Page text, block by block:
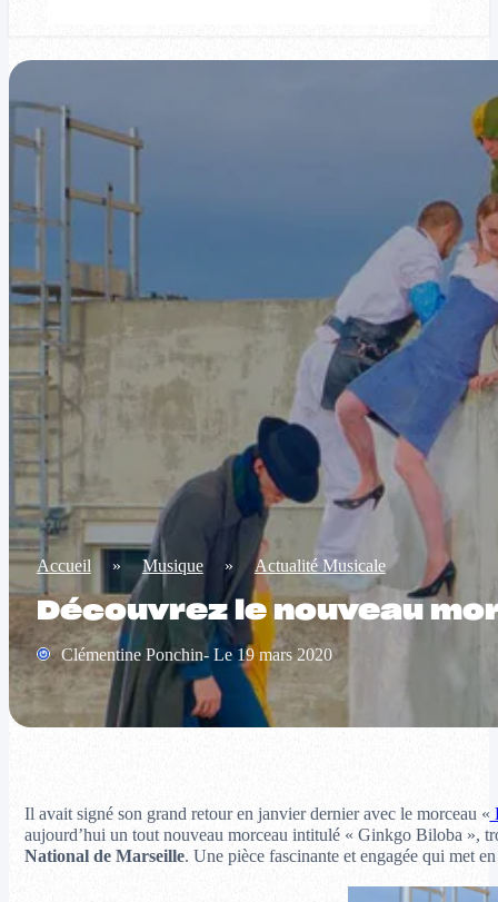
Accueil » Musique » Actualité Musicale
Découvrez le nouveau
Clémentine Ponchin- Le 19 mars 2020
Il avait signé son grand retour en janvier dernier avec le morceau «
aujourd’hui un tout nouveau morceau intitulé « Ginkgo Biloba »,
National de Marseille. Une pièce fascinante et engagée qui met